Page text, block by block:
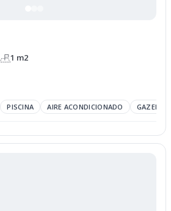
1 m2
PISCINA AIRE ACONDICIONADO GAZEBO